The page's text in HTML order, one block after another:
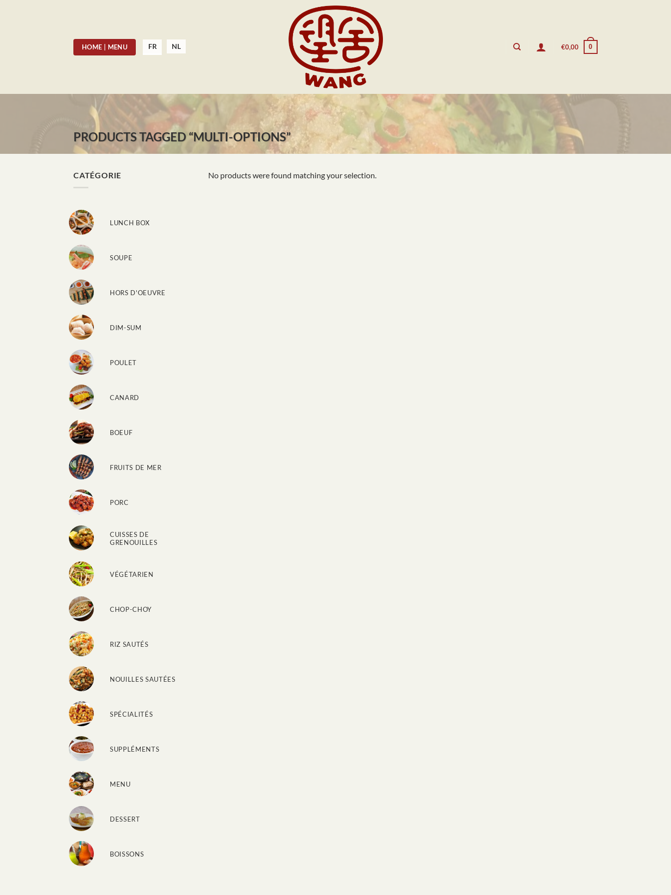
HOME | MENU FR NL €0,00 0
PRODUCTS TAGGED “MULTI-OPTIONS”
CATÉGORIE
LUNCH BOX
SOUPE
HORS D'OEUVRE
DIM-SUM
POULET
CANARD
BOEUF
FRUITS DE MER
PORC
CUISSES DE
GRENOUILLES
VÉGÉTARIEN
CHOP-CHOY
RIZ SAUTÉS
NOUILLES SAUTÉES
SPÉCIALITÉS
SUPPLÉMENTS
MENU
DESSERT
BOISSONS
No products were found matching your selection.